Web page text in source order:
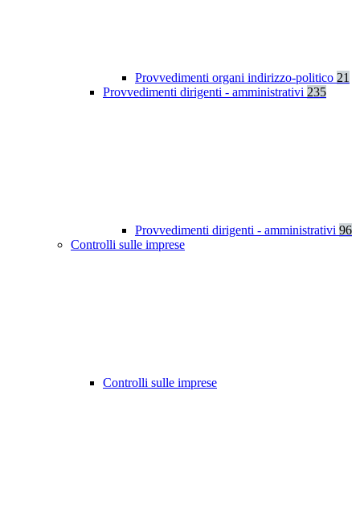
Provvedimenti organi indirizzo-politico 21
Provvedimenti dirigenti - amministrativi 235
Provvedimenti dirigenti - amministrativi 96
Controlli sulle imprese
Controlli sulle imprese